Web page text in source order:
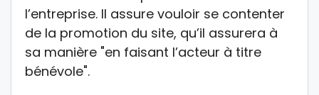
l’entreprise. Il assure vouloir se contenter
de la promotion du site, qu’il assurera à
sa manière "en faisant l’acteur à titre
bénévole".